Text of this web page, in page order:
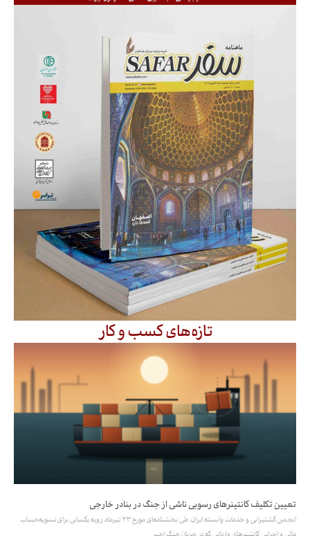
تازه‌های کسب و کار
تعیین تکلیف کانتینرهای رسوبی ناشی از جنگ در بنادر خارجی
انجمن کشتیرانی و خدمات وابسته ایران، طی بخشنامه‌ای مورخ ۲۳ تیرماه، رویه یکسانی برای تسویه‌حساب